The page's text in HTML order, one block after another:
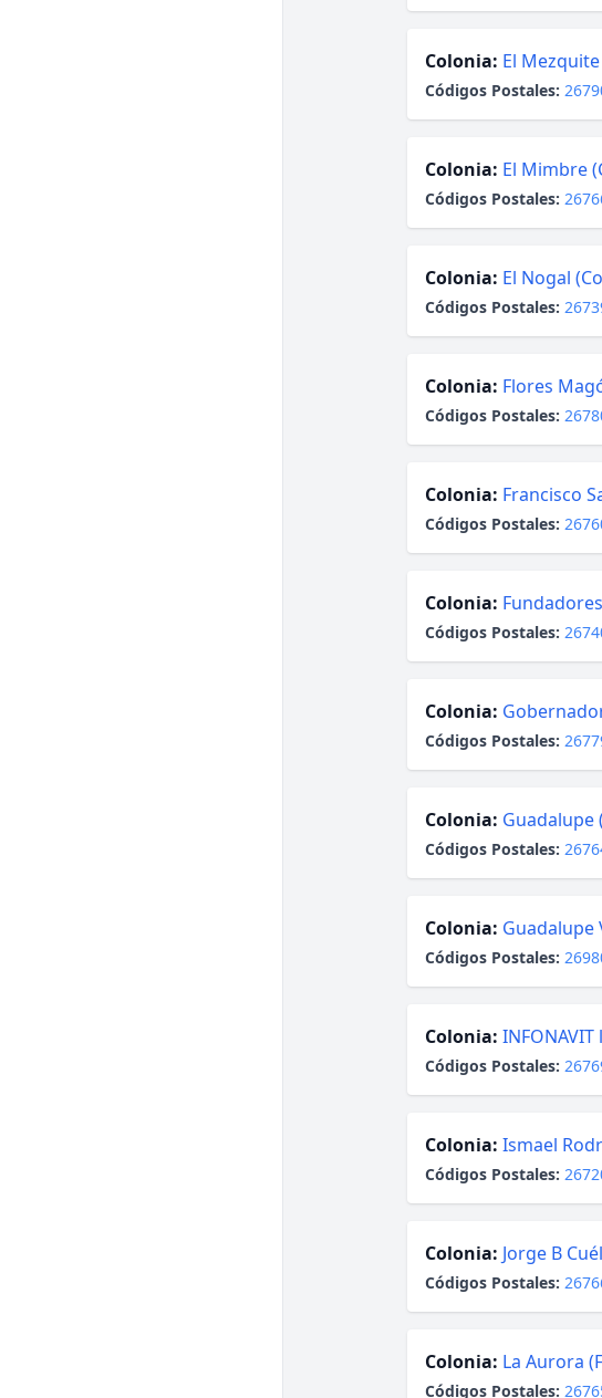
Colonia: El
Códigos Postales:
Colonia: El Mimbre
Códigos Postales:
Colonia: El Nogal
Códigos Postales:
Colonia: Flores
Códigos Postales:
Colonia: Francisco
Códigos Postales:
Colonia:
Códigos Postales:
Colonia:
Códigos Postales:
Colonia: Guadalupe
Códigos Postales:
Colonia: Guadalupe
Códigos Postales:
Colonia:
Códigos Postales:
Colonia: Ismael
Códigos Postales:
Colonia: Jorge B
Códigos Postales:
Colonia: La Aurora
Códigos Postales: